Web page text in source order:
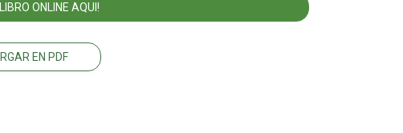
ONLINE AQUI!
EN PDF